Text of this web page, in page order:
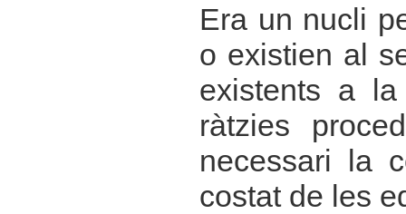
Era un nucli
o existien al
existents a
ràtzies
necessari la
costat de les